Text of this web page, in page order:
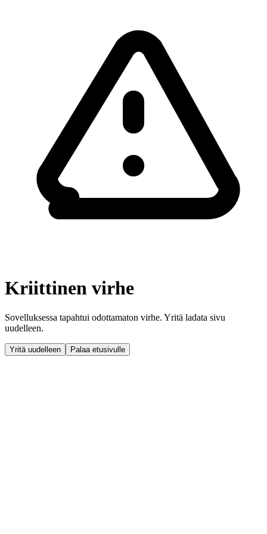
Kriittinen virhe
Sovelluksessa tapahtui odottamaton virhe. Yritä ladata sivu
uudelleen.
Yritä uudelleen Palaa etusivulle